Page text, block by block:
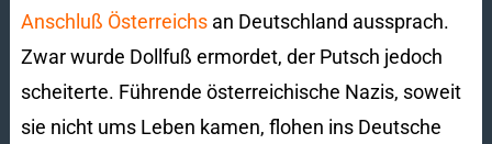
Anschluß Österreichsan Deutschland aussprach.
Zwar wurde Dollfuß ermordet, der Putsch jedoch
scheiterte. Führende österreichische Nazis, soweit
sie nicht ums Leben kamen, flohen ins Deutsche